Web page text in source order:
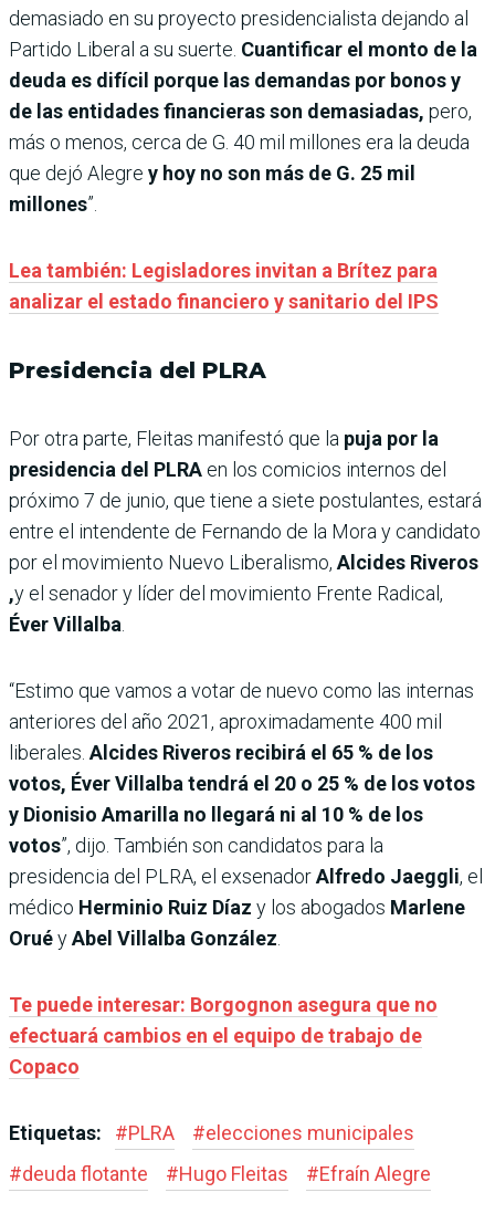
demasiado en su proyecto presidencialista dejando al
Partido Liberal a su suerte. Cuantificar el monto de la
deuda es difícil porque las demandas por bonos y
de las entidades financieras son demasiadas, pero,
más o menos, cerca de G. 40 mil millones era la deuda
que dejó Alegre y hoy no son más de G. 25 mil
millones”.
Lea también: Legisladores invitan a Brítez para
analizar el estado financiero y sanitario del IPS
Presidencia del PLRA
Por otra parte, Fleitas manifestó que la puja por la
presidencia del PLRA en los comicios internos del
próximo 7 de junio, que tiene a siete postulantes, estará
entre el intendente de Fernando de la Mora y candidato
por el movimiento Nuevo Liberalismo, Alcides Riveros
,y el senador y líder del movimiento Frente Radical,
Éver Villalba
“Estimo que vamos a votar de nuevo como las internas
anteriores del año 2021, aproximadamente 400 mil
liberales. Alcides Riveros recibirá el 65 % de los
votos, Éver Villalba tendrá el 20 o 25 % de los votos
y Dionisio Amarilla no llegará ni al 10 % de los
votos”, dijo. También son candidatos para la
presidencia del PLRA, el exsenadorAlfredo Jaeggli, el
médico Herminio Ruiz Díaz y los abogados Marlene
OruéyAbel Villalba González
Te puede interesar: Borgognon asegura que no
efectuará cambios en el equipo de trabajo de
Copaco
Etiquetas: #PLRA #elecciones municipales
#deuda flotante #Hugo Fleitas #Efraín Alegre